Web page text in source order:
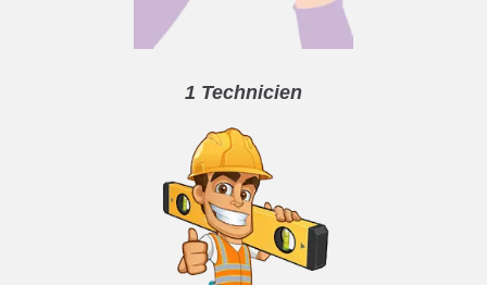
1 Technicien